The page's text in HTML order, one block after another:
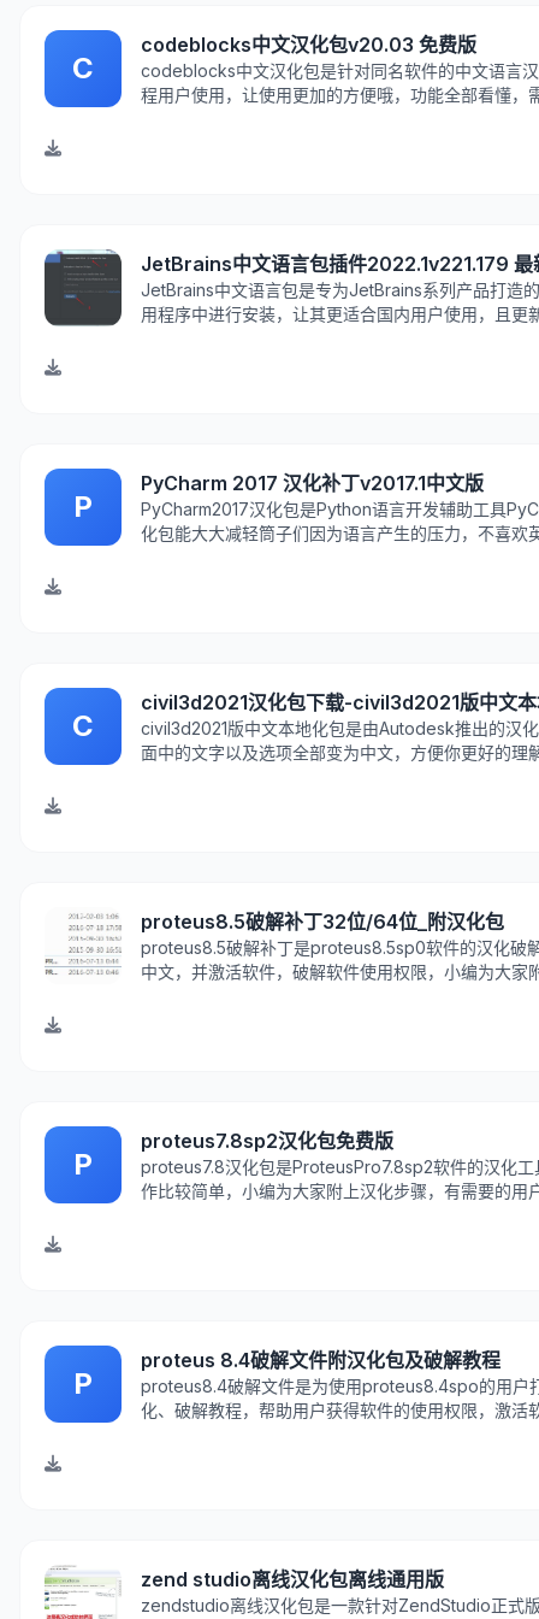
C
codeblocks中文汉化包v20.03 免费版
codeblocks中文汉化包是针对同名软件的中文语言
程用户使用，让使用更加的方便哦，功能全部看懂
JetBrains中文语言包插件2022.1v221.179 最
JetBrains中文语言包是专为JetBrains系列产品打造
用程序中进行安装，让其更适合国内用户使用，且
P
PyCharm 2017 汉化补丁v2017.1中文版
PyCharm2017汉化包是Python语言开发辅助工具
化包能大大减轻筒子们因为语言产生的压力，不喜
C
civil3d2021汉化包下载-civil3d2021版中文
civil3d2021版中文本地化包是由Autodesk推出的汉
面中的文字以及选项全部变为中文，方便你更好的
proteus8.5破解补丁32位/64位_附汉化包
proteus8.5破解补丁是proteus8.5sp0软件的汉化破
中文，并激活软件，破解软件使用权限，小编为大
P
proteus7.8sp2汉化包免费版
proteus7.8汉化包是ProteusPro7.8sp2软件的汉化
作比较简单，小编为大家附上汉化步骤，有需要的
P
proteus 8.4破解文件附汉化包及破解教程
proteus8.4破解文件是为使用proteus8.4spo的用户
化、破解教程，帮助用户获得软件的使用权限，激
zend studio离线汉化包离线通用版
zendstudio离线汉化包是一款针对ZendStudio正式